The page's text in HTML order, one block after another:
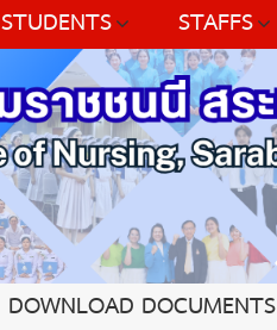
STUDENTS STAFFS
DOWNLOAD DOCUMENTS